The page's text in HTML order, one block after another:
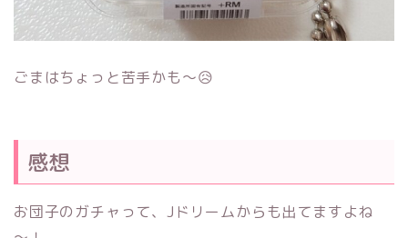
ごまはちょっと苦手かも～😥
感想
お団子のガチャって、Jドリームからも出てますよね